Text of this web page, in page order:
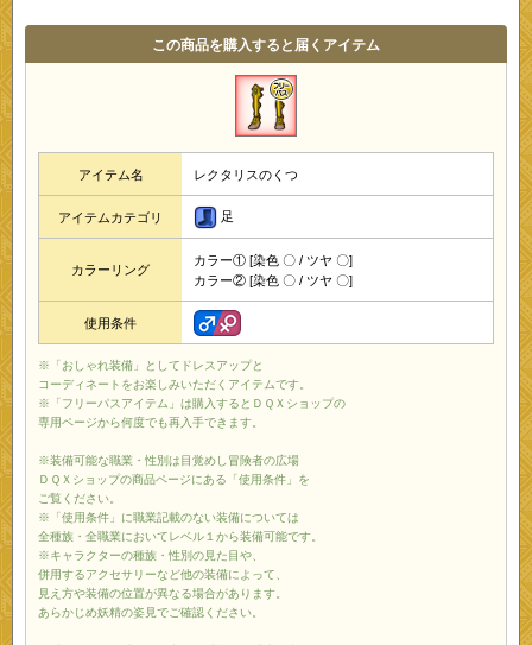
この商品を購入すると届くアイテム
アイテム名 レクタリスのくつ
アイテムカテゴリ 足
カラーリング
カラー① [染色 〇 / ツヤ 〇]
カラー② [染色 〇 / ツヤ 〇]
使用条件
※「おしゃれ装備」としてドレスアップと
コーディネートをお楽しみいただくアイテムです。
※「フリーパスアイテム」は購入するとＤＱＸショップの
専用ページから何度でも再入手できます。
※装備可能な職業・性別は目覚めし冒険者の広場
ＤＱＸショップの商品ページにある「使用条件」を
ご覧ください。
※「使用条件」に職業記載のない装備については
全種族・全職業においてレベル１から装備可能です。
※キャラクターの種族・性別の見た目や、
併用するアクセサリーなど他の装備によって、
見え方や装備の位置が異なる場合があります。
あらかじめ妖精の姿見でご確認ください。